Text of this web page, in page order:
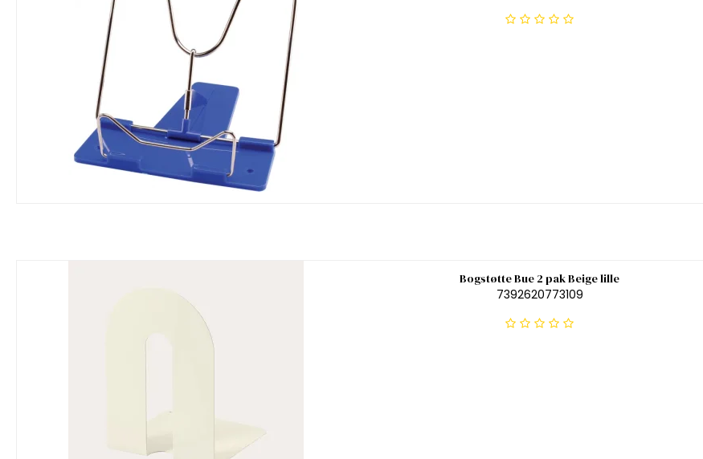
Bogstøtte Bue 2 pak Beige lille
7392620773109